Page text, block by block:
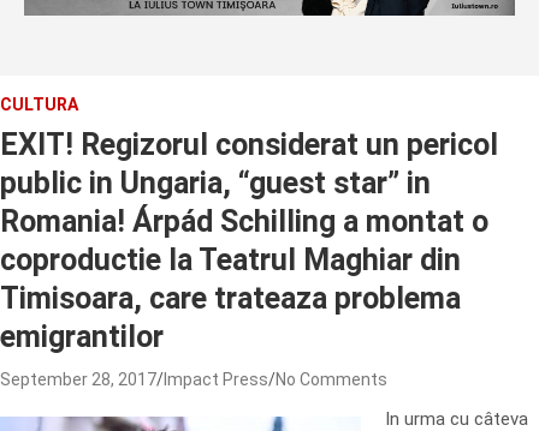
CULTURA
EXIT! Regizorul considerat un pericol
public in Ungaria, “guest star” in
Romania! Árpád Schilling a montat o
coproductie la Teatrul Maghiar din
Timisoara, care trateaza problema
emigrantilor
September 28, 2017 Impact Press No Comments
In urma cu câteva